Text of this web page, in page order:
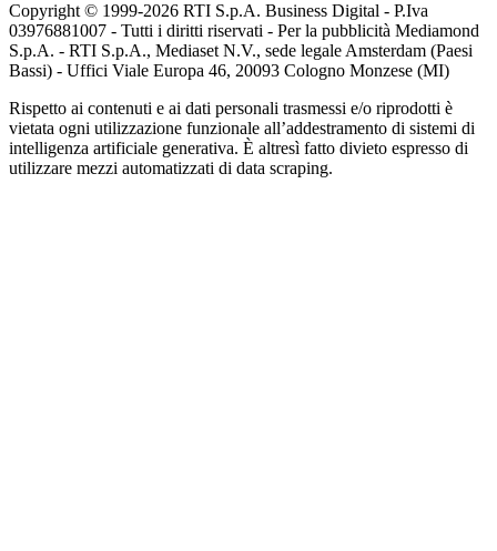
Copyright © 1999-2026 RTI S.p.A. Business Digital - P.Iva
03976881007 - Tutti i diritti riservati - Per la pubblicità Mediamond
S.p.A. - RTI S.p.A., Mediaset N.V., sede legale Amsterdam (Paesi
Bassi) - Uffici Viale Europa 46, 20093 Cologno Monzese (MI)
Rispetto ai contenuti e ai dati personali trasmessi e/o riprodotti è
vietata ogni utilizzazione funzionale all’addestramento di sistemi di
intelligenza artificiale generativa. È altresì fatto divieto espresso di
utilizzare mezzi automatizzati di data scraping.